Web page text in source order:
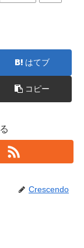
はてブ
コピー
Crescendo